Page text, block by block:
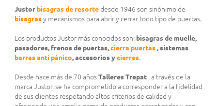
Justor bisagras de resortedesde 1946 son sinónimo de
bisagrasy mecanismos para abrir y cerrar todo tipo de puertas.
Los productos Justor más conocidos son: bisagras de muelle,
pasadores, frenos de puertas,cierra puertas, sistemas
barras anti pánico, accesorios ycierres.
Desde hace más de 70 añosTalleres Trepat , a través de la
marca Justor, se ha comprometido a corresponder a la fidelidad
de sus clientes respetando altos criterios de calidad y